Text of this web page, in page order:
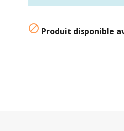
 Produit disponible